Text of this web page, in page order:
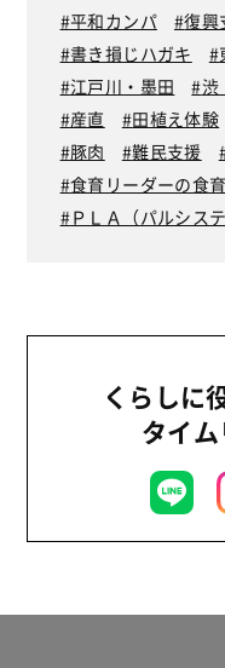
平和カンパ
復興
書き損じハガキ
江戸川・墨田
渋
産直
田植え体験
豚肉
難民支援
食育リーダーの食
ＰＬＡ（パルシス
くらしに
タイ